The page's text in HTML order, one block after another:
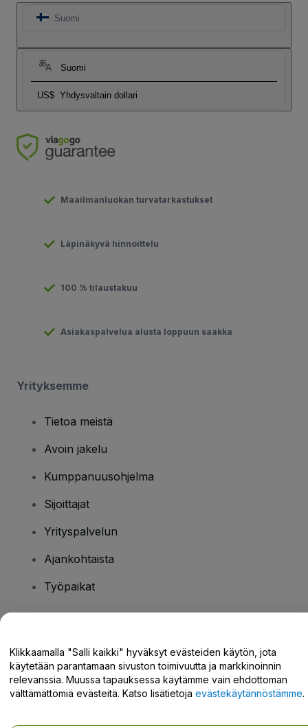
Suomi
Suomi
US$ Yhdysvaltain dollari
Maailmanluokan turvatarkastukset
Läpinäkyvä hinnoittelu
100 % tilaustakuu
Asiakaspalvelua alusta loppuun saakka
Yrityksemme
Tietoa meistä
Avoin jakelu
Kumppanuusohjelma
Sijoittajat
Yrityspalvelun
Ajankohtaista
Työpaikat
Tukikeskus / Ota meihin yhteyttä
Klikkaamalla "Salli kaikki" hyväksyt evästeiden käytön, jota
käytetään parantamaan sivuston toimivuutta ja markkinoinnin
relevanssia. Muussa tapauksessa käytämme vain ehdottoman
välttämättömiä evästeitä. Katso lisätietoja evästekäytännöstämme.